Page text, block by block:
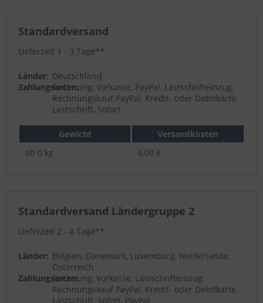
Standardversand
Lieferzeit 1 - 3 Tage**
Länder: Deutschland
Zahlungsarten:Rechnung, Vorkasse, PayPal, Lastschrifteinzug,
Rechnungskauf PayPal, Kredit- oder Debitkarte,
Lastschrift, Sofort
Gewicht
Versandkosten
ab 0 kg
6,00 €
Standardversand Ländergruppe 2
Lieferzeit 2 - 4 Tage**
Länder: Belgien, Dänemark, Luxemburg, Niederlande,
Österreich
Zahlungsarten:Rechnung, Vorkasse, Lastschrifteinzug,
Rechnungskauf PayPal, Kredit- oder Debitkarte,
Lastschrift, Sofort, PayPal